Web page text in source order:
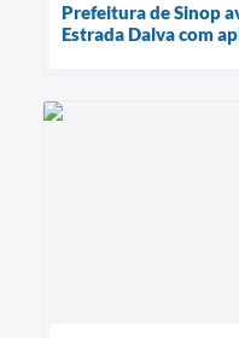
Prefeitura de Sinop
Estrada Dalva com